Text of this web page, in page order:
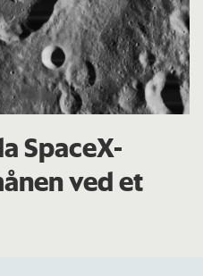
SpaceX-
ved et